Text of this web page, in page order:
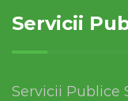
Servicii
Servicii Publice